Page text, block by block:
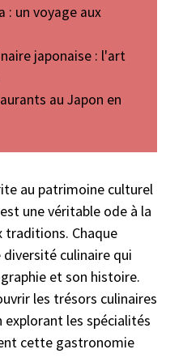
: un voyage aux
japonaise : l'art
au Japon en
au patrimoine culturel
une véritable ode à la
traditions. Chaque
culinaire qui
et son histoire.
les trésors culinaires
explorant les spécialités
cette gastronomie